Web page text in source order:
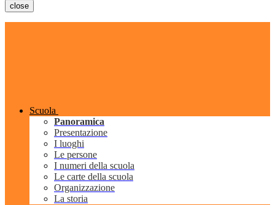
close
Scuola
Panoramica
Presentazione
I luoghi
Le persone
I numeri della scuola
Le carte della scuola
Organizzazione
La storia